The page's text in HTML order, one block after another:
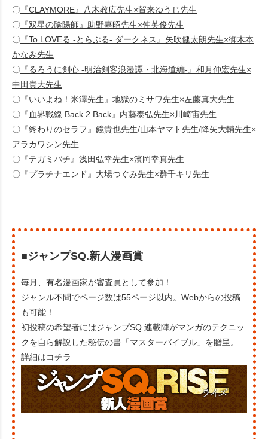
〇 『CLAYMORE』八木教広先生×賀来ゆうじ先生
〇 『双星の陰陽師』助野嘉昭先生×仲英俊先生
〇 『To LOVEる -とらぶる- ダークネス』矢吹健太朗先生×御木本
かなみ先生
〇 『るろうに剣心 -明治剣客浪漫譚・北海道編-』和月伸宏先生×
中田貴大先生
〇 『いいよね！米澤先生』地獄のミサワ先生×左藤真大先生
〇 『血界戦線 Back 2 Back』内藤泰弘先生×川崎宙先生
〇 『終わりのセラフ』鏡貴也先生/山本ヤマト先生/降矢大輔先生×
アラカワシン先生
〇 『テガミバチ』浅田弘幸先生×濱岡幸真先生
〇 『プラチナエンド』大場つぐみ先生×群千キリ先生
■ジャンプSQ.新人漫画賞
毎月、有名漫画家が審査員として参加！
ジャンル不問でページ数は55ページ以内。Webからの投稿
も可能！
初投稿の希望者にはジャンプSQ.連載陣がマンガのテクニッ
クを自ら解説した秘伝の書「マスターバイブル」を贈呈。
詳細はコチラ